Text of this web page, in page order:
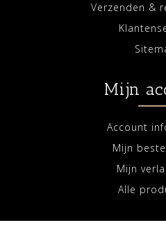
Verzenden &
Mijn
Account
Mijn
Mijn
Alle